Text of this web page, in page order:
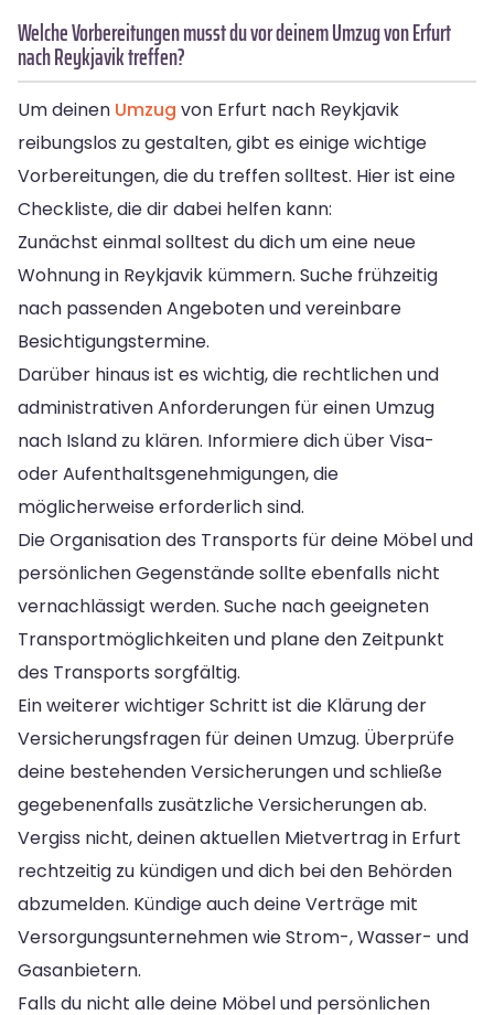
Welche Vorbereitungen musst du vor deinem Umzug von Erfurt
nach Reykjavik treffen?
Um deinen Umzug von Erfurt nach Reykjavik
reibungslos zu gestalten, gibt es einige wichtige
Vorbereitungen, die du treffen solltest. Hier ist eine
Checkliste, die dir dabei helfen kann:
Zunächst einmal solltest du dich um eine neue
Wohnung in Reykjavik kümmern. Suche frühzeitig
nach passenden Angeboten und vereinbare
Besichtigungstermine.
Darüber hinaus ist es wichtig, die rechtlichen und
administrativen Anforderungen für einen Umzug
nach Island zu klären. Informiere dich über Visa-
oder Aufenthaltsgenehmigungen, die
möglicherweise erforderlich sind.
Die Organisation des Transports für deine Möbel und
persönlichen Gegenstände sollte ebenfalls nicht
vernachlässigt werden. Suche nach geeigneten
Transportmöglichkeiten und plane den Zeitpunkt
des Transports sorgfältig.
Ein weiterer wichtiger Schritt ist die Klärung der
Versicherungsfragen für deinen Umzug. Überprüfe
deine bestehenden Versicherungen und schließe
gegebenenfalls zusätzliche Versicherungen ab.
Vergiss nicht, deinen aktuellen Mietvertrag in Erfurt
rechtzeitig zu kündigen und dich bei den Behörden
abzumelden. Kündige auch deine Verträge mit
Versorgungsunternehmen wie Strom-, Wasser- und
Gasanbietern.
Falls du nicht alle deine Möbel und persönlichen